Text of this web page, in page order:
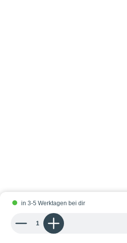
Produkt Anzahl: Gib den gewünschten
in 3-5 Werktagen bei dir